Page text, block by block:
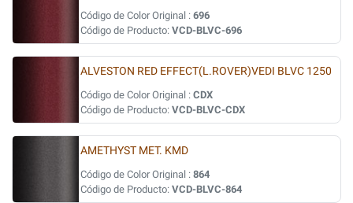
Código de Color Original : 696
Código de Producto: VCD-BLVC-696
ALVESTON RED EFFECT(L.ROVER)VEDI BLVC 1250
Código de Color Original : CDX
Código de Producto: VCD-BLVC-CDX
AMETHYST MET. KMD
Código de Color Original : 864
Código de Producto: VCD-BLVC-864